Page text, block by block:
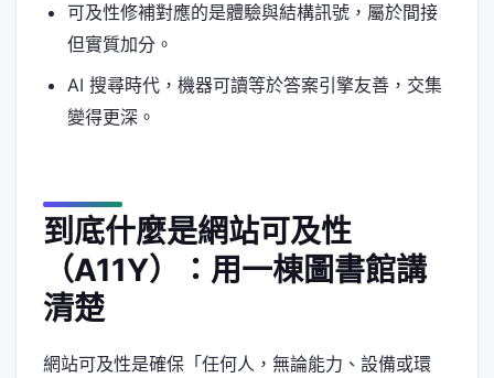
可及性修補對應的是體驗與結構訊號，屬於間接
但實質加分。
AI 搜尋時代，機器可讀等於答案引擎友善，交集
變得更深。
到底什麼是網站可及性
（A11Y）：用一棟圖書館講
清楚
網站可及性是確保「任何人，無論能力、設備或環